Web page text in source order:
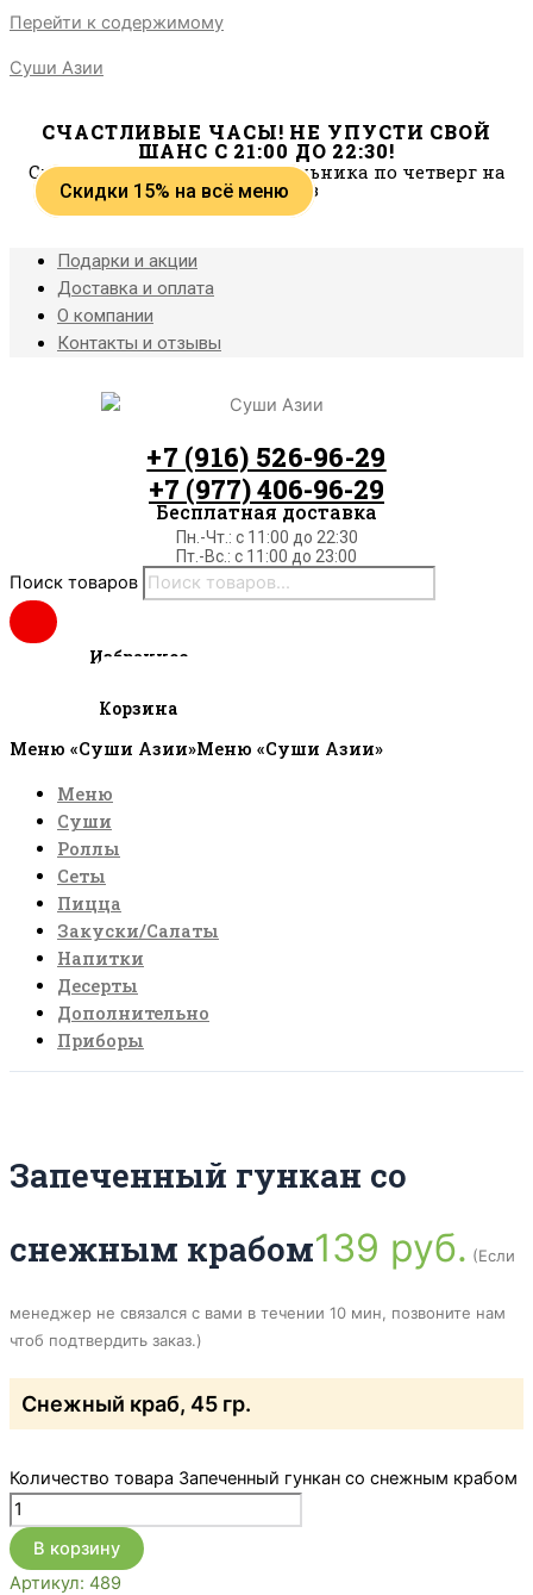
Перейти к содержимому
Суши Азии
СЧАСТЛИВЫЕ ЧАСЫ! НЕ УПУСТИ СВОЙ
ШАНС С 21:00 ДО 22:30!
Скидки действуют с понедельника по четверг на
самовывоз
Скидки 15% на всё меню
Подарки и акции
Доставка и оплата
О компании
Контакты и отзывы
+7 (916) 526-96-29
+7 (977) 406-96-29
Бесплатная доставка
Пн.-Чт.: c 11:00 до 22:30
Пт.-Вс.: с 11:00 до 23:00
Поиск товаров
Избранное
Корзина
Меню «Суши Азии»Меню «Суши Азии»
Меню
Суши
Роллы
Сеты
Пицца
Закуски/Салаты
Напитки
Десерты
Дополнительно
Приборы
Запеченный гункан со
снежным крабом139 руб. (Если
менеджер не связался с вами в течении 10 мин, позвоните нам
чтоб подтвердить заказ.)
Снежный краб, 45 гр.
Количество товара Запеченный гункан со снежным крабом
В корзину
Артикул: 489